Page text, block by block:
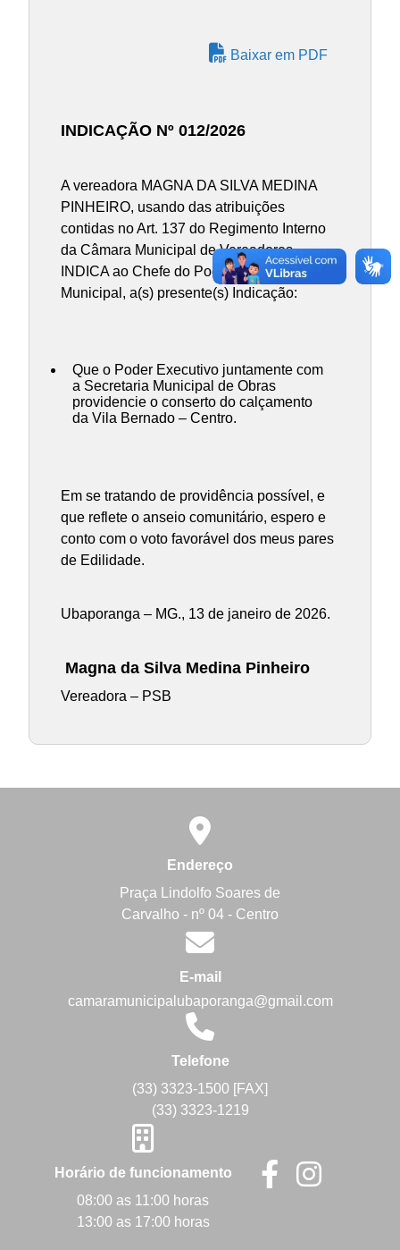
Baixar em PDF
INDICAÇÃO Nº 012/2026
A vereadora MAGNA DA SILVA MEDINA
PINHEIRO, usando das atribuições
contidas no Art. 137 do Regimento Interno
da Câmara Municipal de Vereadores,
INDICA ao Chefe do Poder Executivo
Municipal, a(s) presente(s) Indicação:
Que o Poder Executivo juntamente com
a Secretaria Municipal de Obras
providencie o conserto do calçamento
da Vila Bernado – Centro.
Em se tratando de providência possível, e
que reflete o anseio comunitário, espero e
conto com o voto favorável dos meus pares
de Edilidade.
Ubaporanga – MG., 13 de janeiro de 2026.
Magna da Silva Medina Pinheiro
Vereadora – PSB
Endereço
Praça Lindolfo Soares de
Carvalho - nº 04 - Centro
E-mail
camaramunicipalubaporanga@gmail.com
Telefone
(33) 3323-1500 [FAX]
(33) 3323-1219
Horário de funcionamento
08:00 as 11:00 horas
13:00 as 17:00 horas